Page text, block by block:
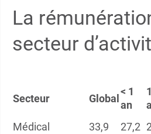
La
secteur
Secteur Global
< 1
an
Médical
33,9 27,2